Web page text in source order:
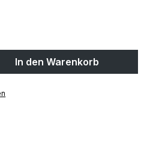
Gib den
In den Warenkorb